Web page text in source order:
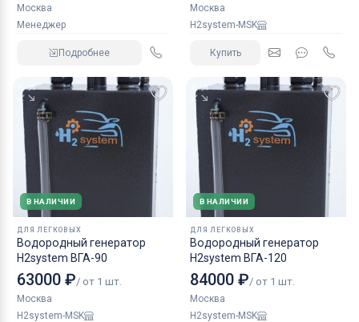
Москва
Менеджер
Подробнее
Москва
H2system-MSK
Купить
В НАЛИЧИИ
ДЛЯ ЛЕГКОВЫХ
Водородный генератор
H2system ВГА-90
63000 ₽/ от 1 шт.
Москва
H2system-MSK
В НАЛИЧИИ
ДЛЯ ЛЕГКОВЫХ
Водородный генератор
H2system ВГА-120
84000 ₽/ от 1 шт.
Москва
H2system-MSK